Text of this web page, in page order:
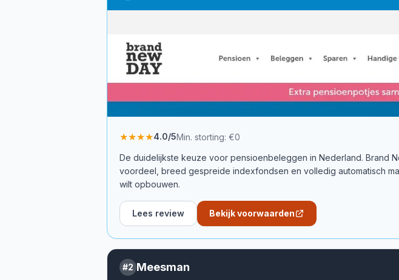
★★★★4.0/5Min. storting: €0
De duidelijkste keuze voor pensioenbeleggen in Nederland. Brand
voordeel, breed gespreide indexfondsen en volledig automatisch
wilt opbouwen.
Lees review Bekijk voorwaarden
#2 Meesman